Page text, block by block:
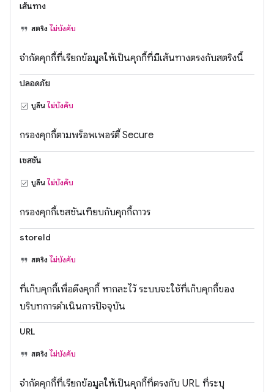
เส้นทาง
สตริง ไม่บังคับ
จำกัดคุกกี้ที่เรียกข้อมูลให้เป็นคุกกี้ที่มีเส้นทางตรงกับสตริงนี้
ปลอดภัย
บูลีน ไม่บังคับ
กรองคุกกี้ตามพร็อพเพอร์ตี้ Secure
เซสชัน
บูลีน ไม่บังคับ
กรองคุกกี้เซสชันเทียบกับคุกกี้ถาวร
storeId
สตริง ไม่บังคับ
ที่เก็บคุกกี้เพื่อดึงคุกกี้ หากละไว้ ระบบจะใช้ที่เก็บคุกกี้ของ
บริบทการดำเนินการปัจจุบัน
URL
สตริง ไม่บังคับ
จำกัดคุกกี้ที่เรียกข้อมูลให้เป็นคุกกี้ที่ตรงกับ URL ที่ระบุ